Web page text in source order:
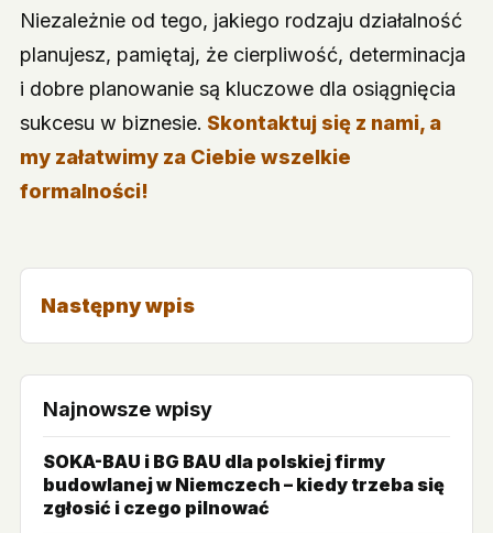
Niezależnie od tego, jakiego rodzaju działalność
planujesz, pamiętaj, że cierpliwość, determinacja
i dobre planowanie są kluczowe dla osiągnięcia
sukcesu w biznesie. Skontaktuj się z nami, a
my załatwimy za Ciebie wszelkie
formalności!
Następny wpis
Najnowsze wpisy
SOKA-BAU i BG BAU dla polskiej firmy
budowlanej w Niemczech – kiedy trzeba się
zgłosić i czego pilnować